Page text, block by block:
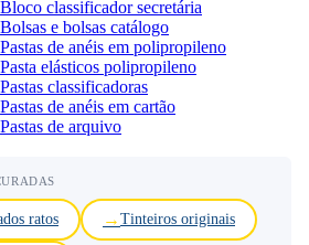
Bloco classificador secretária
Bolsas e bolsas catálogo
Pastas de anéis em polipropileno
Pasta elásticos polipropileno
Pastas classificadoras
Pastas de anéis em cartão
Pastas de arquivo
ratos Tinteiros originais